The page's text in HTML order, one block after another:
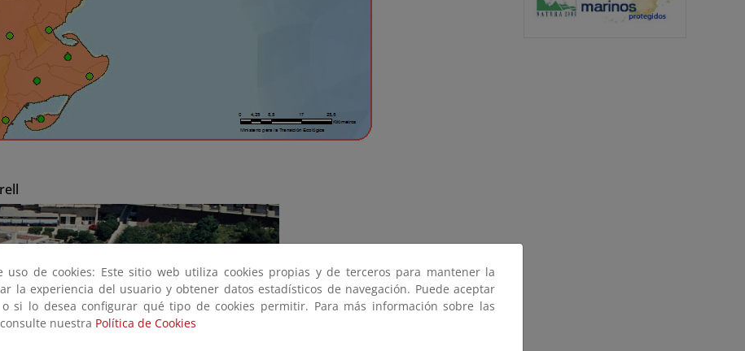
uso de cookies: Este sitio web utiliza cookies propias y de terceros para mantener la
la experiencia del usuario y obtener datos estadísticos de navegación. Puede aceptar
si lo desea configurar qué tipo de cookies permitir. Para más información sobre las
nuestra Política de Cookies